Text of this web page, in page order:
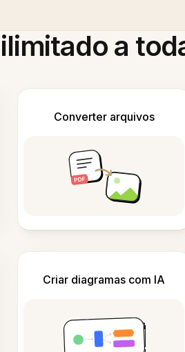
a
Converter arquivos
Criar diagramas com IA